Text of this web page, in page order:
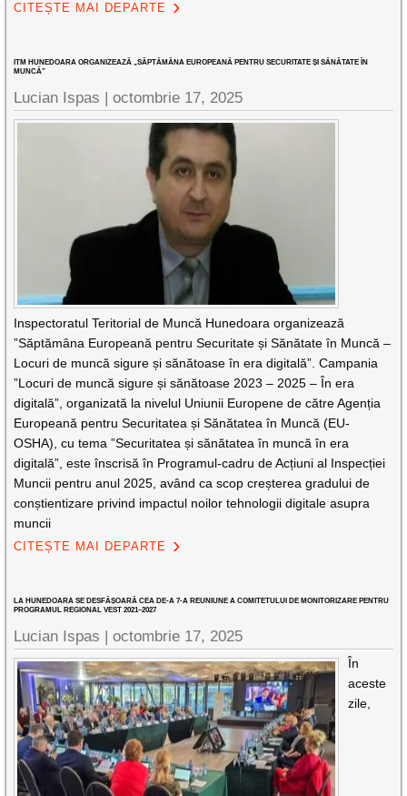
CITEȘTE MAI DEPARTE
ITM HUNEDOARA ORGANIZEAZĂ „SĂPTĂMÂNA EUROPEANĂ PENTRU SECURITATE ȘI SĂNĂTATE ÎN
MUNCĂ”
Lucian Ispas |octombrie 17, 2025
Inspectoratul Teritorial de Muncă Hunedoara organizează
”Săptămâna Europeană pentru Securitate și Sănătate în Muncă –
Locuri de muncă sigure și sănătoase în era digitală”. Campania
”Locuri de muncă sigure și sănătoase 2023 – 2025 – În era
digitală”, organizată la nivelul Uniunii Europene de către Agenția
Europeană pentru Securitatea și Sănătatea în Muncă (EU-
OSHA), cu tema ”Securitatea și sănătatea în muncă în era
digitală”, este înscrisă în Programul-cadru de Acțiuni al Inspecției
Muncii pentru anul 2025, având ca scop creșterea gradului de
conștientizare privind impactul noilor tehnologii digitale asupra
muncii
CITEȘTE MAI DEPARTE
LA HUNEDOARA SE DESFĂȘOARĂ CEA DE-A 7-A REUNIUNE A COMITETULUI DE MONITORIZARE PENTRU
PROGRAMUL REGIONAL VEST 2021–2027
Lucian Ispas |octombrie 17, 2025
În
aceste
zile,